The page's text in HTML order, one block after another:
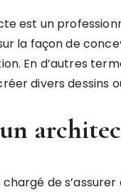
est un
la façon de
En d’autres
divers dessins
de